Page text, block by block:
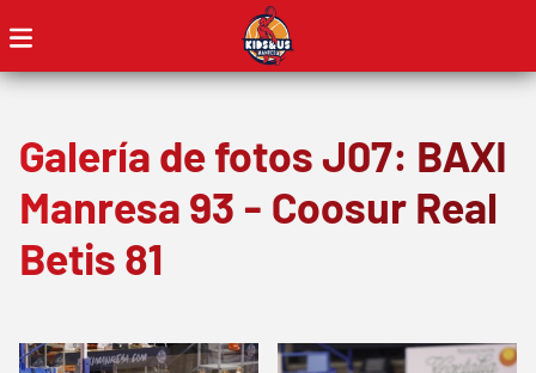
Galería de fotos J07: BAXI
Manresa 93 - Coosur Real
Betis 81